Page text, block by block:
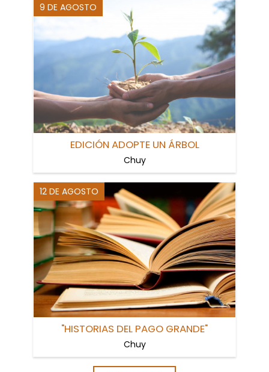
9 DE AGOSTO
EDICIÓN ADOPTE UN ÁRBOL
Chuy
12 DE AGOSTO
"HISTORIAS DEL PAGO GRANDE"
Chuy